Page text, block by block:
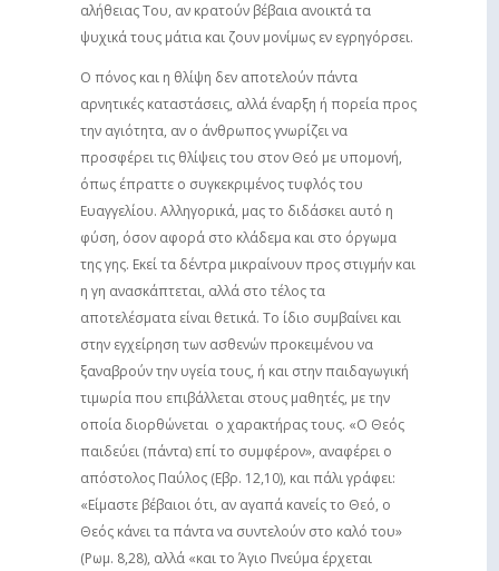
αλήθειας Του, αν κρατούν βέβαια ανοικτά τα
ψυχικά τους μάτια και ζουν μονίμως εν εγρηγόρσει.
Ο πόνος και η θλίψη δεν αποτελούν πάντα
αρνητικές καταστάσεις, αλλά έναρξη ή πορεία προς
την αγιότητα, αν ο άνθρωπος γνωρίζει να
προσφέρει τις θλίψεις του στον Θεό με υπομονή,
όπως έπραττε ο συγκεκριμένος τυφλός του
Ευαγγελίου. Αλληγορικά, μας το διδάσκει αυτό η
φύση, όσον αφορά στο κλάδεμα και στο όργωμα
της γης. Εκεί τα δέντρα μικραίνουν προς στιγμήν και
η γη ανασκάπτεται, αλλά στο τέλος τα
αποτελέσματα είναι θετικά. Το ίδιο συμβαίνει και
στην εγχείρηση των ασθενών προκειμένου να
ξαναβρούν την υγεία τους, ή και στην παιδαγωγική
τιμωρία που επιβάλλεται στους μαθητές, με την
οποία διορθώνεται ο χαρακτήρας τους. «Ο Θεός
παιδεύει (πάντα) επί το συμφέρον», αναφέρει ο
απόστολος Παύλος (Εβρ. 12,10), και πάλι γράφει:
«Είμαστε βέβαιοι ότι, αν αγαπά κανείς το Θεό, ο
Θεός κάνει τα πάντα να συντελούν στο καλό του»
(Ρωμ. 8,28), αλλά «και το Άγιο Πνεύμα έρχεται